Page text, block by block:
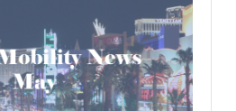
よる論文（資料①） 実
動・エネルギーの関係に
ティが普及しない構造的
ェクトです。 農村
街地といった異なる空間
ログ形式で提供されて
データを地図上で可視化
れているデータの質等
能なプラットフォームも
ープンデータの整備状
、国内の72.3%の人口を
共交通のサービス圏域を
して、多言語対応の専
Public Paris 2024」を
高い旅行情報の提供、
旅客の流れに応じた最適
交通を適切に管理するこ
利用者はアプリを通
計画から当日のリアルタ
手立てでもある」とい
を都市計画に組み込むた
ン、ツールの開発を、欧
Healthy
計画を「都市設計に健康
ツール」と位置づけて
などのアクティブ・モー